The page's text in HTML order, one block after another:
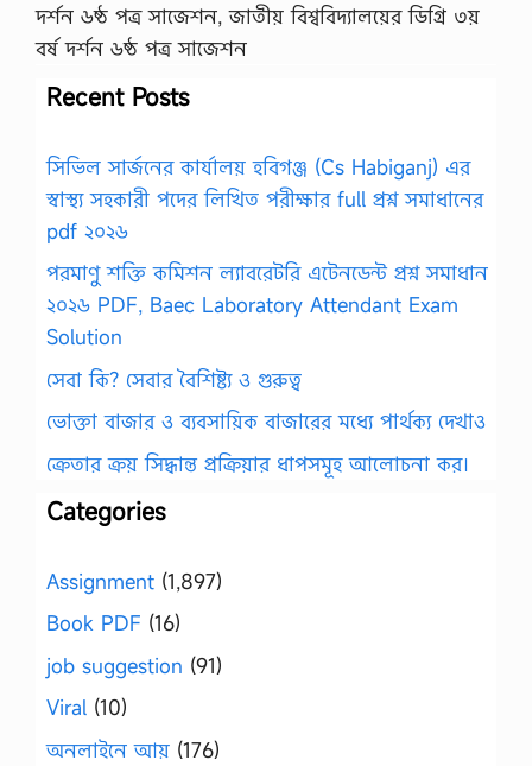
দর্শন ৬ষ্ঠ পত্র সাজেশন, জাতীয় বিশ্ববিদ্যালয়ের ডিগ্রি ৩য়
বর্ষ দর্শন ৬ষ্ঠ পত্র সাজেশন
Recent Posts
সিভিল সার্জনের কার্যালয় হবিগঞ্জ (Cs Habiganj) এর
স্বাস্থ্য সহকারী পদের লিখিত পরীক্ষার full প্রশ্ন সমাধানের
pdf ২০২৬
পরমাণু শক্তি কমিশন ল্যাবরেটরি এটেনডেন্ট প্রশ্ন সমাধান
২০২৬ PDF, Baec Laboratory Attendant Exam
Solution
সেবা কি? সেবার বৈশিষ্ট্য ও গুরুত্ব
ভোক্তা বাজার ও ব্যবসায়িক বাজারের মধ্যে পার্থক্য দেখাও
ক্রেতার ক্রয় সিদ্ধান্ত প্রক্রিয়ার ধাপসমূহ আলোচনা কর।
Categories
Assignment (1,897)
Book PDF (16)
job suggestion (91)
Viral (10)
অনলাইনে আয় (176)